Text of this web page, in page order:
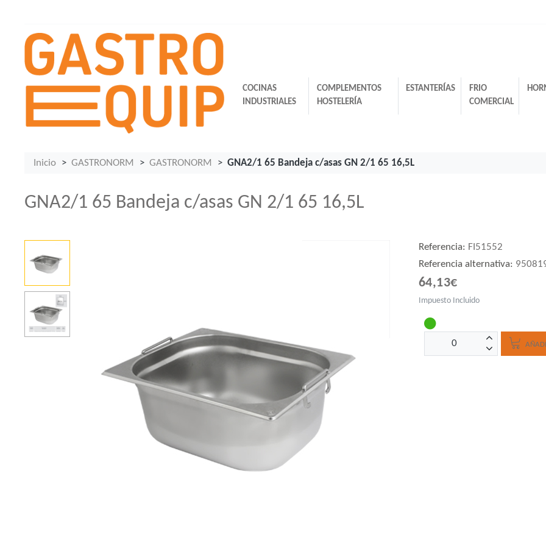
COCINAS
INDUSTRIALES
COMPLEMENTOS
HOSTELERÍA
ESTANTERÍAS
FRIO
COMERCIAL
Inicio GASTRONORM GASTRONORM GNA2/1 65 Bandeja c/asas GN 2/1 65 16,5L
GNA2/1 65 Bandeja c/asas GN 2/1 65 16,5L
Referencia: FI51552
Referencia alternativa:
64,13€
Impuesto Incluido